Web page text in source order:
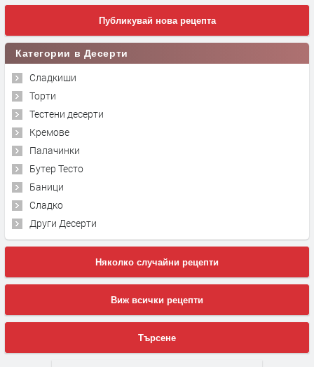
Публикувай нова рецепта
Категории в Десерти
Сладкиши
Торти
Тестени десерти
Кремове
Палачинки
Бутер Тесто
Баници
Сладко
Други Десерти
Няколко случайни рецепти
Виж всички рецепти
Търсене